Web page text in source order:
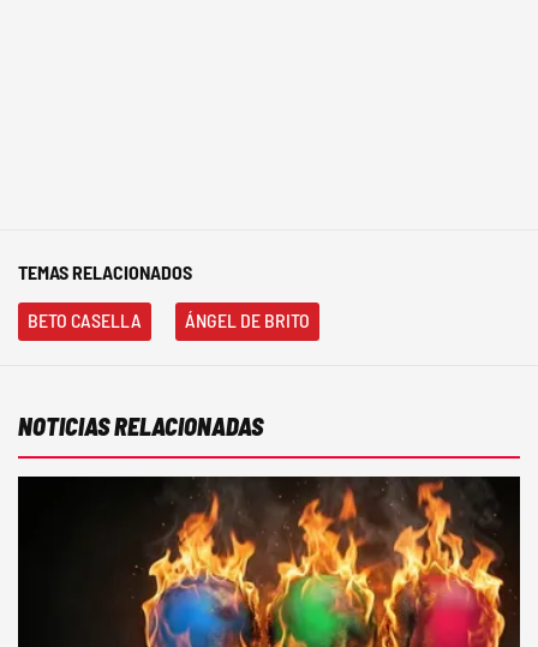
TEMAS RELACIONADOS
BETO CASELLA ÁNGEL DE BRITO
NOTICIAS RELACIONADAS